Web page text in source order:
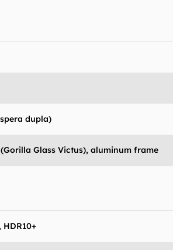
dupla)
Glass Victus), aluminum frame
HDR10+